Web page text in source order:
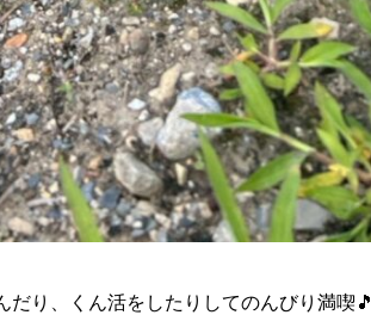
り、くん活をしたりしてのんびり満喫🎵